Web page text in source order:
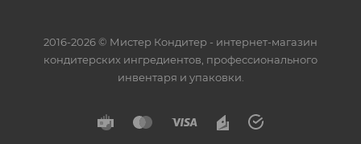
2016-2026 © Мистер Кондитер - интернет-магазин
кондитерских ингредиентов, профессионального
инвентаря и упаковки.